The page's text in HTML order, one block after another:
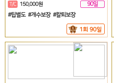
T/C 150,000원
90일
#팁별도 #개수보장 #칼퇴보장
1회 90일